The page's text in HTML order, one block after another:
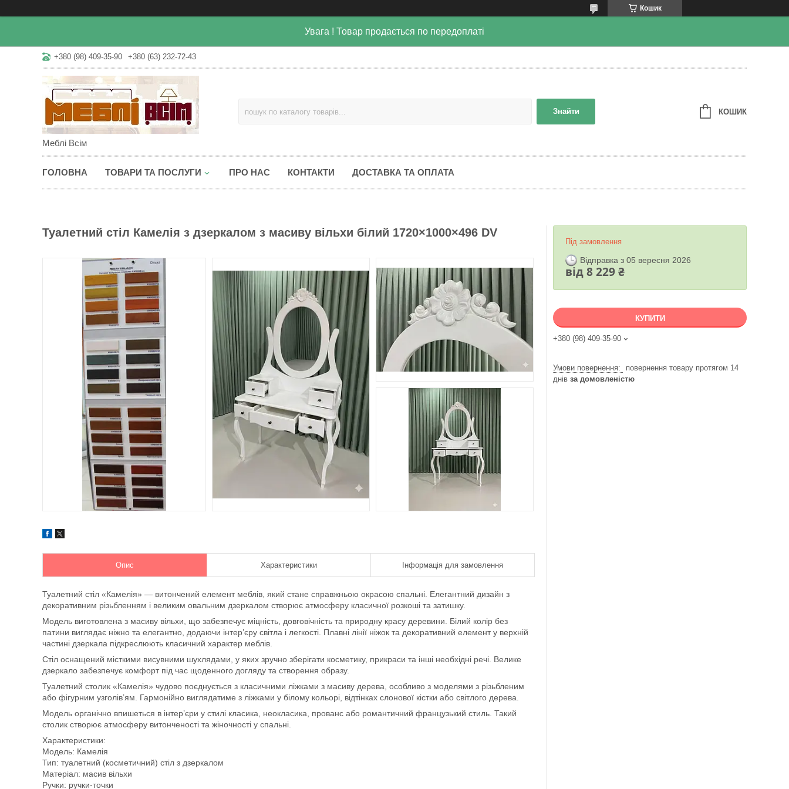
Кошик
Увага ! Товар продається по передоплаті
+380 (98) 409-35-90 +380 (63) 232-72-43
Меблі Всім
Знайти КОШИК
ГОЛОВНА ТОВАРИ ТА ПОСЛУГИ ПРО НАС КОНТАКТИ ДОСТАВКА ТА ОПЛАТА
Туалетний стіл Камелія з дзеркалом з масиву вільхи білий 1720×1000×496 DV
Опис Характеристики Інформація для замовлення
Туалетний стіл «Камелія» — витончений елемент меблів, який стане справжньою окрасою спальні. Елегантний дизайн з
декоративним різьбленням і великим овальним дзеркалом створює атмосферу класичної розкоші та затишку.
Модель виготовлена з масиву вільхи, що забезпечує міцність, довговічність та природну красу деревини. Білий колір без
патини виглядає ніжно та елегантно, додаючи інтер’єру світла і легкості. Плавні лінії ніжок та декоративний елемент у верхній
частині дзеркала підкреслюють класичний характер меблів.
Стіл оснащений місткими висувними шухлядами, у яких зручно зберігати косметику, прикраси та інші необхідні речі. Велике
дзеркало забезпечує комфорт під час щоденного догляду та створення образу.
Туалетний столик «Камелія» чудово поєднується з класичними ліжками з масиву дерева, особливо з моделями з різьбленим
або фігурним узголів’ям. Гармонійно виглядатиме з ліжками у білому кольорі, відтінках слонової кістки або світлого дерева.
Модель органічно впишеться в інтер’єри у стилі класика, неокласика, прованс або романтичний французький стиль. Такий
столик створює атмосферу витонченості та жіночності у спальні.
Характеристики:
Модель: Камелія
Тип: туалетний (косметичний) стіл з дзеркалом
Матеріал: масив вільхи
Ручки: ручки-точки
Під замовлення
Відправка з 05 вересня 2026
від8 229 ₴
КУПИТИ
+380 (98) 409-35-90
повернення товару протягом 14
днів за домовленістю